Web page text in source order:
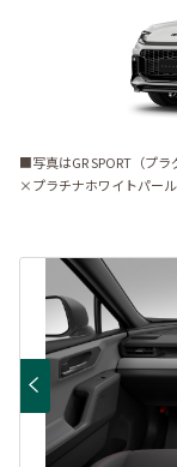
■写真はGR SPORT（プ
×プラチナホワイトパール